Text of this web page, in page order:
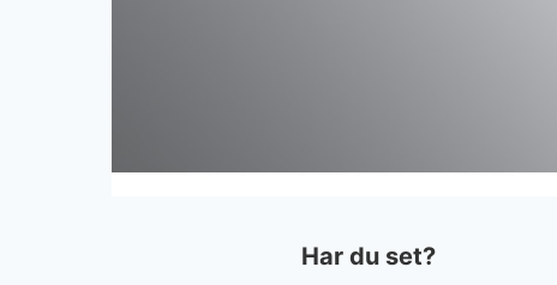
Har du set?